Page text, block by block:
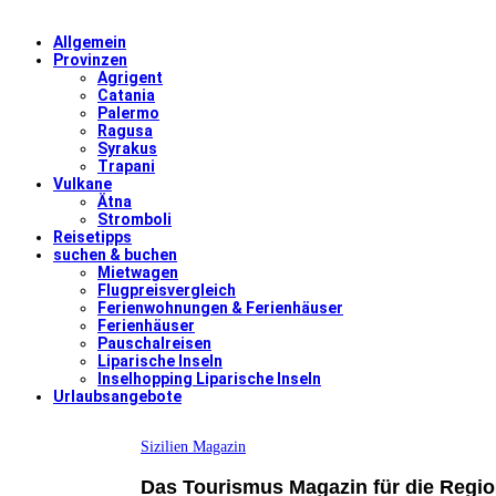
Allgemein
Provinzen
Agrigent
Catania
Palermo
Ragusa
Syrakus
Trapani
Vulkane
Ätna
Stromboli
Reisetipps
suchen & buchen
Mietwagen
Flugpreisvergleich
Ferienwohnungen & Ferienhäuser
Ferienhäuser
Pauschalreisen
Liparische Inseln
Inselhopping Liparische Inseln
Urlaubsangebote
Sizilien Magazin
Das Tourismus Magazin für die